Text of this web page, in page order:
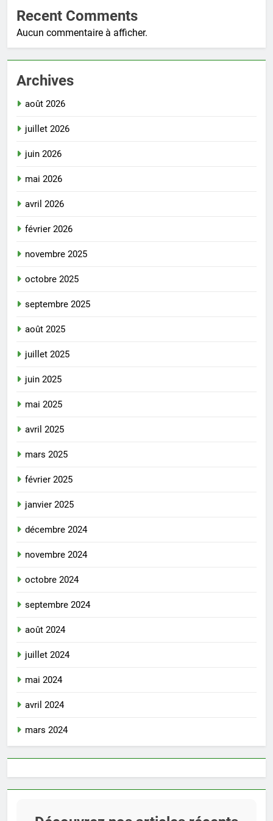
Recent Comments
Aucun commentaire à afficher.
Archives
août 2026
juillet 2026
juin 2026
mai 2026
avril 2026
février 2026
novembre 2025
octobre 2025
septembre 2025
août 2025
juillet 2025
juin 2025
mai 2025
avril 2025
mars 2025
février 2025
janvier 2025
décembre 2024
novembre 2024
octobre 2024
septembre 2024
août 2024
juillet 2024
mai 2024
avril 2024
mars 2024